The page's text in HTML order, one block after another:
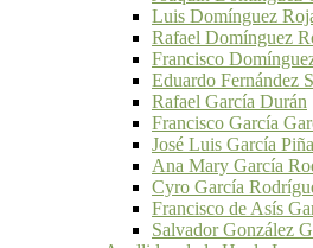
Luis Domínguez
Rafael Domínguez
Francisco
Eduardo Fernández
Rafael García Durán
Francisco García
José Luis García Piña
Ana Mary García
Cyro García
Francisco de Asís
Salvador González